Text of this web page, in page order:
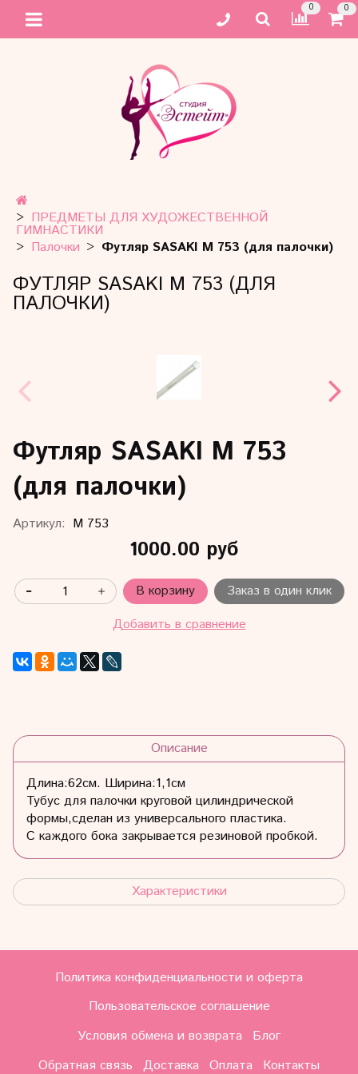
0 0
ПРЕДМЕТЫ ДЛЯ ХУДОЖЕСТВЕННОЙ
ГИМНАСТИКИ
Палочки
Футляр SASAKI M 753 (для палочки)
ФУТЛЯР SASAKI M 753 (ДЛЯ
ПАЛОЧКИ)
Футляр SASAKI M 753
(для палочки)
Артикул: M 753
1000.00 руб
В корзину
Заказ в один клик
Добавить в сравнение
Описание
Длина:62см. Ширина:1,1см
Тубус для палочки круговой цилиндрической
формы,сделан из универсального пластика.
С каждого бока закрывается резиновой пробкой.
Характеристики
Политика конфиденциальности и оферта
Пользовательское соглашение
Условия обмена и возврата
Блог
Обратная связь
Доставка Оплата Контакты